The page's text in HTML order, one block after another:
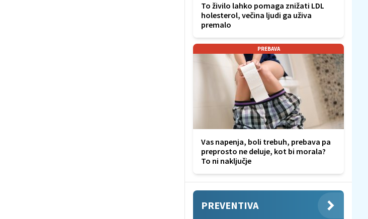
To živilo lahko pomaga znižati LDL
holesterol, večina ljudi ga uživa
premalo
PREBAVA
Vas napenja, boli trebuh, prebava pa
preprosto ne deluje, kot bi morala?
To ni naključje
PREVENTIVA